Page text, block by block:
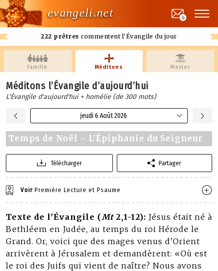
evangeli.net
222 prêtres commentent l'Évangile du jour
0
Famille Méditons Master
Méditons l’Évangile d’aujourd’hui
L'Évangile d'aujourd'hui + homélie (de 300 mots)
jeudi 6 Août 2026
Temps de Noël - L'Épiphanie du Seigneur
Télécharger Partager
Voir Première Lecture et Psaume
Texte de l'Évangile (Mt2,1-12): Jésus était né à
Bethléem en Judée, au temps du roi Hérode le
Grand. Or, voici que des mages venus d'Orient
arrivèrent à Jérusalem et demandèrent: «Où est
le roi des Juifs qui vient de naître? Nous avons